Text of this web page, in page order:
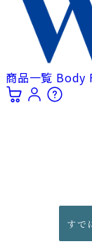
商品一覧 Body
すで